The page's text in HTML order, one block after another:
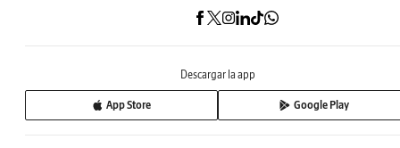
Descargar la app
App Store Google Play